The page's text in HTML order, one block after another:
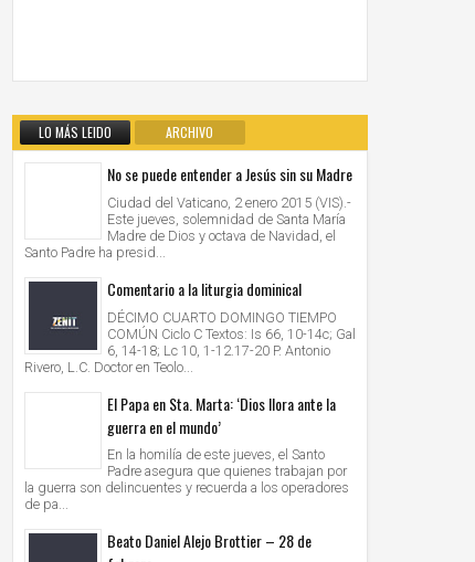
LO MÁS LEIDO ARCHIVO
No se puede entender a Jesús sin su Madre
Ciudad del Vaticano, 2 enero 2015 (VIS).-
Este jueves, solemnidad de Santa María
Madre de Dios y octava de Navidad, el
Santo Padre ha presid...
Comentario a la liturgia dominical
DÉCIMO CUARTO DOMINGO TIEMPO
COMÚN Ciclo C Textos: Is 66, 10-14c; Gal
6, 14-18; Lc 10, 1-12.17-20 P. Antonio
Rivero, L.C. Doctor en Teolo...
El Papa en Sta. Marta: ‘Dios llora ante la
guerra en el mundo’
En la homilía de este jueves, el Santo
Padre asegura que quienes trabajan por
la guerra son delincuentes y recuerda a los operadores
de pa...
Beato Daniel Alejo Brottier – 28 de